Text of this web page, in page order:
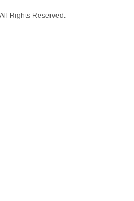
Rights Reserved.